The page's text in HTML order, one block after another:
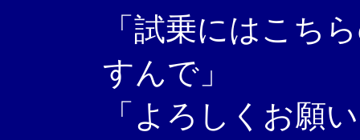
「試乗にはこち
すんで」
「よろしくお願